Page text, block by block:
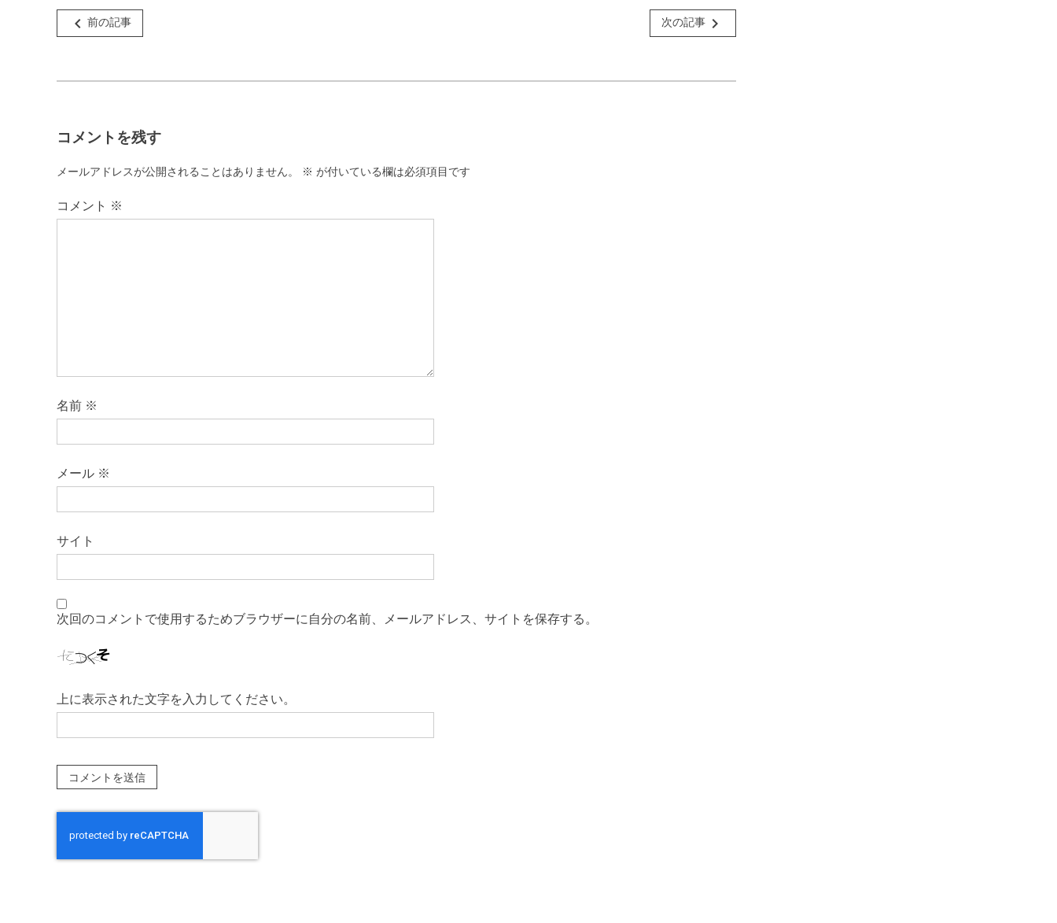
投
稿
ー
シ
ン
navigate_before 前の記事 次の記事 navigate_next
コメントを残す
メールアドレスが公開されることはありません。 ※ が付いている欄は必須項目です
コメント ※
名前 ※
メール ※
サイト
次回のコメントで使用するためブラウザーに自分の名前、メールアドレス、サイトを保存する。
上に表示された文字を入力してください。